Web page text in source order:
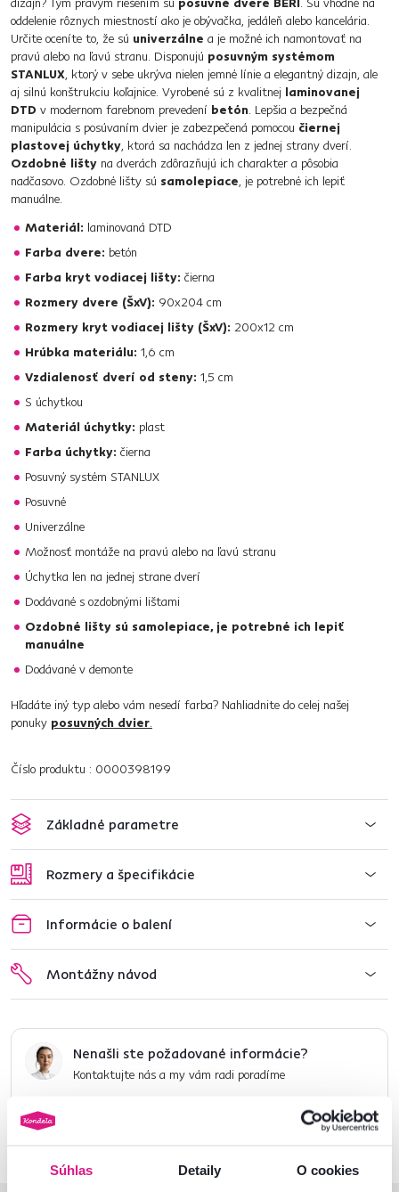
Súhlas Detaily O cookies
oddelenie rôznych miestností ako je obývačka, jedáleň alebo kancelária.
Určite oceníte to, že sú univerzálne a je možné ich namontovať na
pravú alebo na ľavú stranu. Disponujú posuvným systémom
STANLUX, ktorý v sebe ukrýva nielen jemné línie a elegantný dizajn, ale
aj silnú konštrukciu koľajnice. Vyrobené sú z kvalitnej laminovanej
DTD v modernom farebnom prevedení betón. Lepšia a bezpečná
manipulácia s posúvaním dvier je zabezpečená pomocou čiernej
plastovej úchytky, ktorá sa nachádza len z jednej strany dverí.
Ozdobné lišty na dverách zdôrazňujú ich charakter a pôsobia
nadčasovo. Ozdobné lišty sú samolepiace, je potrebné ich lepiť
manuálne.
Materiál: laminovaná DTD
Farba dvere: betón
Farba kryt vodiacej lišty: čierna
Rozmery dvere (ŠxV): 90x204 cm
Rozmery kryt vodiacej lišty (ŠxV): 200x12 cm
Hrúbka materiálu: 1,6 cm
Vzdialenosť dverí od steny: 1,5 cm
S úchytkou
Materiál úchytky: plast
Farba úchytky: čierna
Posuvný systém STANLUX
Posuvné
Univerzálne
Možnosť montáže na pravú alebo na ľavú stranu
Úchytka len na jednej strane dverí
Dodávané s ozdobnými lištami
Ozdobné lišty sú samolepiace, je potrebné ich lepiť
manuálne
Dodávané v demonte
Hľadáte iný typ alebo vám nesedí farba? Nahliadnite do celej našej
ponuky posuvných dvier.
Číslo produktu : 0000398199
Základné parametre
Rozmery a špecifikácie
Informácie o balení
Montážny návod
Nenašli ste požadované informácie?
Kontaktujte nás a my vám radi poradíme
Spustiť chat